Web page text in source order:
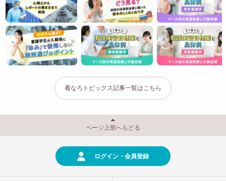
看なろトピックス記事一覧はこちら
ページ上部へもどる
ログイン・会員登録